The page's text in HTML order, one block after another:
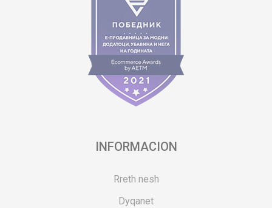
INFORMACION
Rreth nesh
Dyqanet